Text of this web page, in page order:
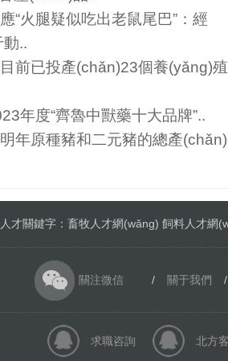
“火腿疑似吃出老鼠尾巴”：經
..
前已投產(chǎn)23個養(yǎng)殖
年度“齊魯中獸藥十大品牌”..
年原種豬和二元豬的總產(chǎn)
才關鍵字：畜牧人才網(wǎng) 飼料人才網
關注微信 / 關于我們 /
求職咨詢 北方